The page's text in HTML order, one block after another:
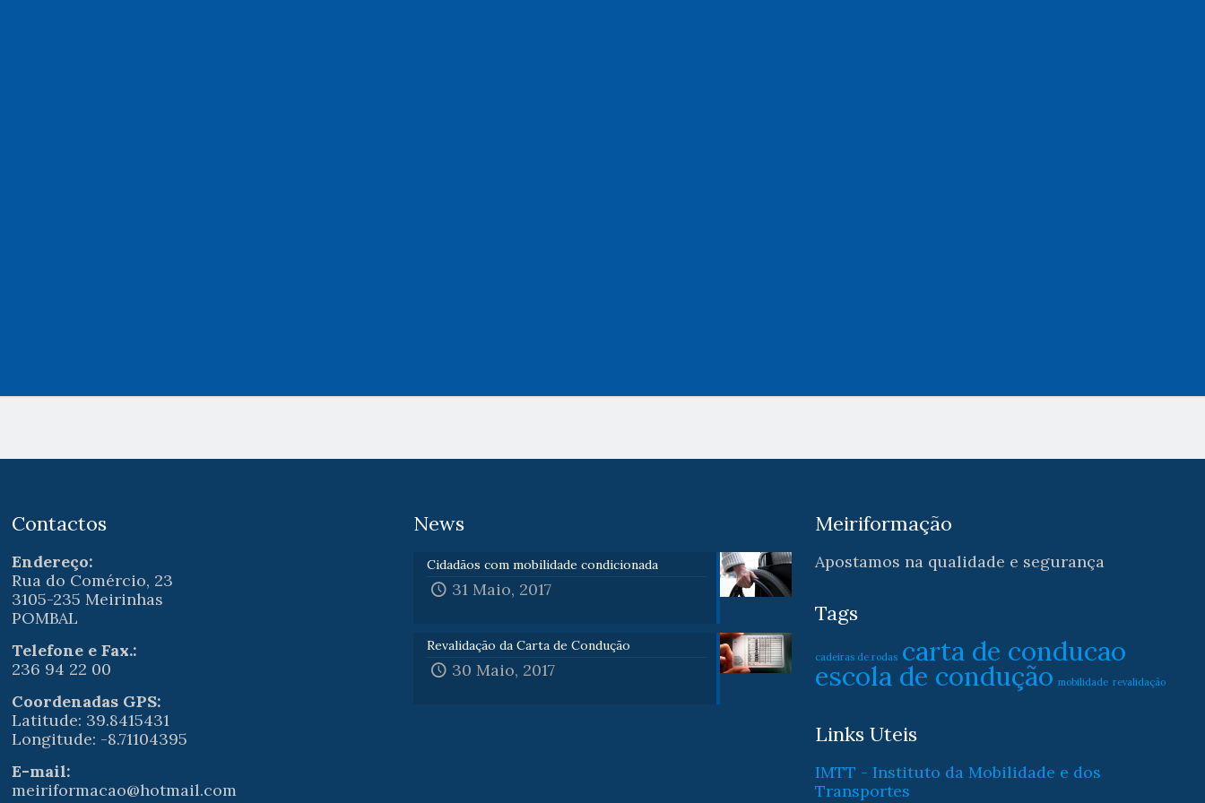
Contactos
Endereço:
Rua do Comércio, 23
3105-235 Meirinhas
POMBAL
Telefone e Fax.:
236 94 22 00
Coordenadas GPS:
Latitude: 39.8415431
Longitude: -8.71104395
E-mail:
meiriformacao@hotmail.com
News
Cidadãos com mobilidade condicionada
31 Maio, 2017
Revalidação da Carta de Condução
30 Maio, 2017
Meiriformação
Apostamos na qualidade e segurança
Tags
cadeiras de rodas carta de conducao
escola de condução mobilidade revalidação
Links Uteis
IMTT - Instituto da Mobilidade e dos
Transportes